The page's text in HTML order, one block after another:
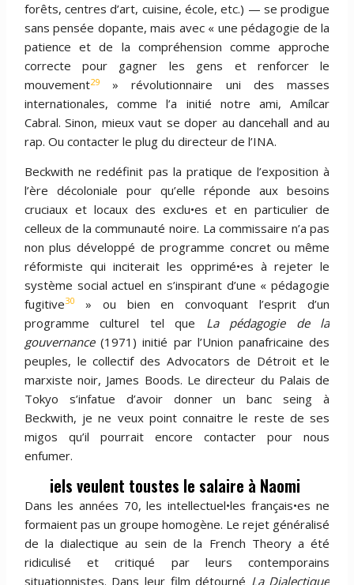
forêts, centres d’art, cuisine, école, etc.) — se prodigue
sans pensée dopante, mais avec « une pédagogie de la
patience et de la compréhension comme approche
correcte pour gagner les gens et renforcer le
mouvement29» révolutionnaire uni des masses
internationales, comme l’a initié notre ami, Amílcar
Cabral. Sinon, mieux vaut se doper au dancehall and au
rap. Ou contacter le plug du directeur de l’INA.
Beckwith ne redéfinit pas la pratique de l’exposition à
l’ère décoloniale pour qu’elle réponde aux besoins
cruciaux et locaux des exclu•es et en particulier de
celleux de la communauté noire. La commissaire n’a pas
non plus développé de programme concret ou même
réformiste qui inciterait les opprimé•es à rejeter le
système social actuel en s’inspirant d’une « pédagogie
fugitive30» ou bien en convoquant l’esprit d’un
programme culturel tel que La pédagogie de la
gouvernance(1971) initié par l’Union panafricaine des
peuples, le collectif des Advocators de Détroit et le
marxiste noir, James Boods. Le directeur du Palais de
Tokyo s’infatue d’avoir donner un banc seing à
Beckwith, je ne veux point connaitre le reste de ses
migos qu’il pourrait encore contacter pour nous
enfumer.
iels veulent toustes le salaire à Naomi
Dans les années 70, les intellectuel•les français•es ne
formaient pas un groupe homogène. Le rejet généralisé
de la dialectique au sein de la French Theory a été
ridiculisé et critiqué par leurs contemporains
situationnistes. Dans leur film détourné La Dialectique